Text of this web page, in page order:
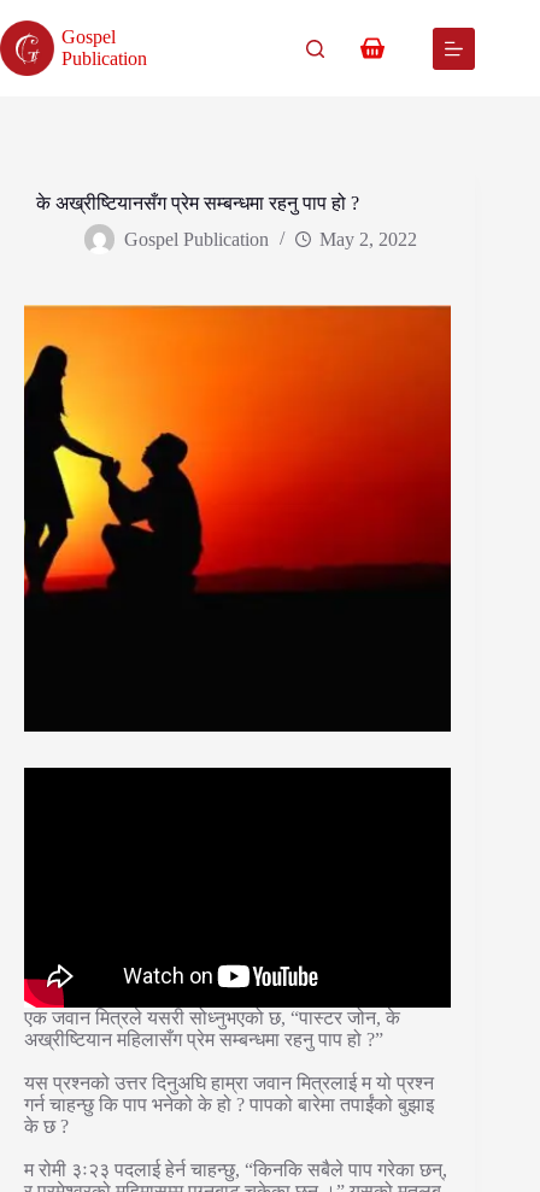
to
content
Gospel
Publication
Shopping
के अख्रीष्टियानसँग प्रेम सम्बन्धमा रहनु पाप हो ?
Gospel Publication
May 2, 2022
एक जवान मित्रले यसरी सोध्नुभएको छ, “पास्टर जोन, के
अख्रीष्टियान महिलासँग प्रेम सम्बन्धमा रहनु पाप हो ?”
यस प्रश्नको उत्तर दिनुअघि हाम्रा जवान मित्रलाई म यो प्रश्न
गर्न चाहन्छु कि पाप भनेको के हो ? पापको बारेमा तपाईंको बुझाइ
के छ ?
म रोमी ३ः२३ पदलाई हेर्न चाहन्छु, “किनकि सबैले पाप गरेका छन्,